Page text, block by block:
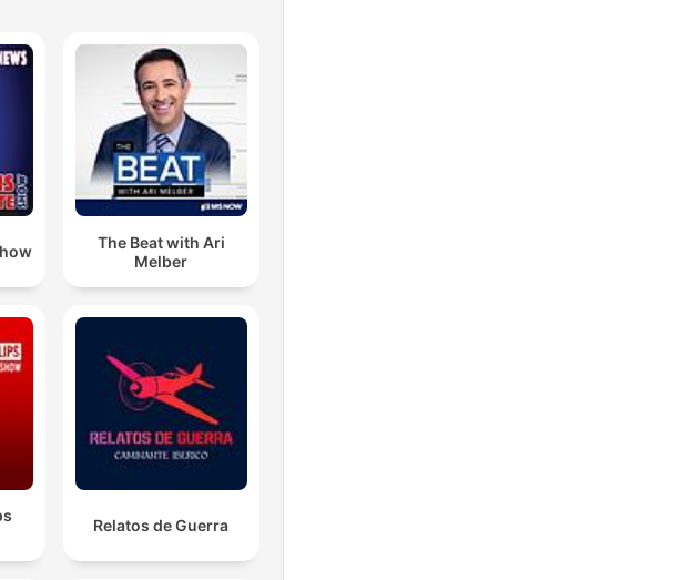
con sonidos
que conquistaron
sus controversias,
personal y su
la música latina
narrativa
content
in partnership and
of Artificial
AI.
The Beat with Ari
Melber
Relatos de Guerra